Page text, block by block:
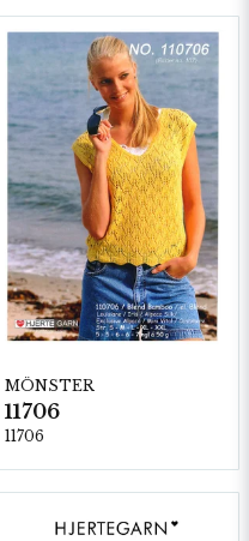
MÖNSTER
11706
11706